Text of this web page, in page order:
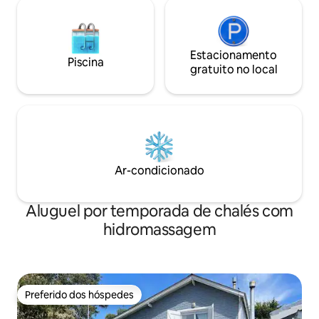
Piscina
Estacionamento
gratuito no local
Ar-condicionado
Aluguel por temporada de chalés com
hidromassagem
Preferido dos hóspedes
Preferido dos hóspedes